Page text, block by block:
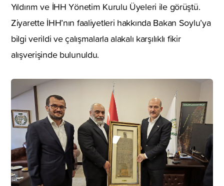
Yıldırım ve İHH Yönetim Kurulu Üyeleri ile görüştü.
Ziyarette İHH’nın faaliyetleri hakkında Bakan Soylu’ya
bilgi verildi ve çalışmalarla alakalı karşılıklı fikir
alışverişinde bulunuldu.